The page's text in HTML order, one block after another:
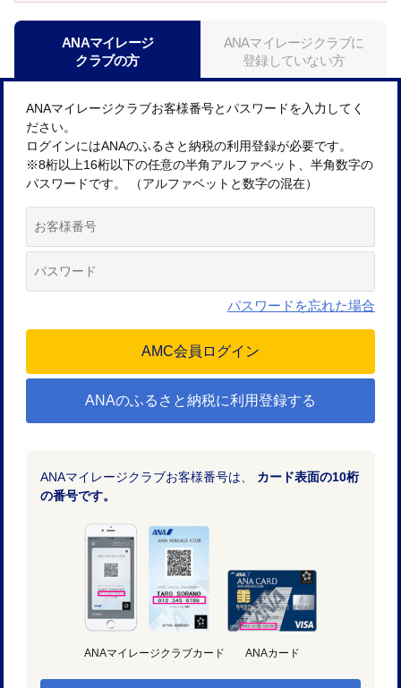
ANAマイレージ
クラブの方
ANAマイレージクラブに
登録していない方
ANAマイレージクラブお客様番号とパスワードを入力してく
ださい。
ログインにはANAのふるさと納税の利用登録が必要です。
※8桁以上16桁以下の任意の半角アルファベット、半角数字の
パスワードです。 （アルファベットと数字の混在）
パスワードを忘れた場合
ANAのふるさと納税に利用登録する
ANAマイレージクラブお客様番号は、 カード表面の10桁
の番号です。
ANAマイレージクラブカード ANAカード